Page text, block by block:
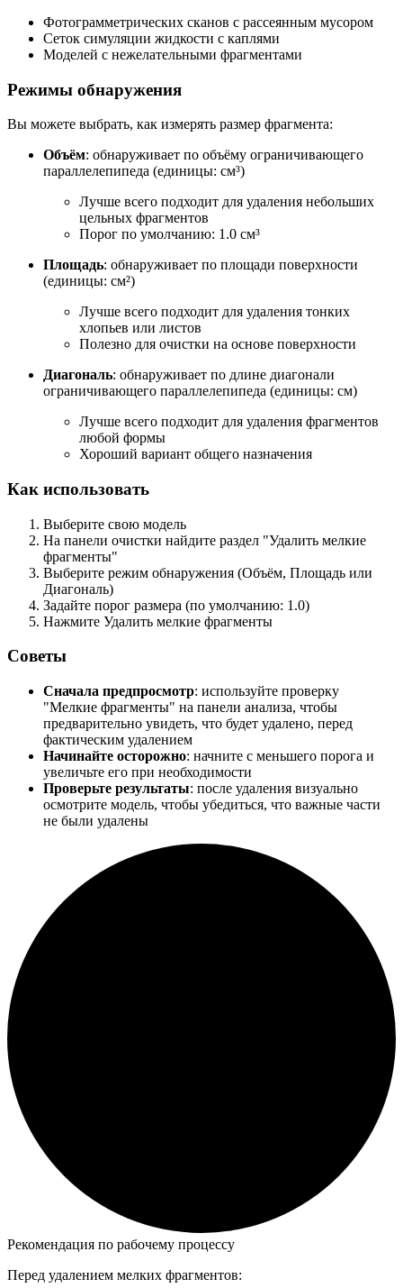
Фотограмметрических сканов с рассеянным мусором
Сеток симуляции жидкости с каплями
Моделей с нежелательными фрагментами
Режимы обнаружения
Вы можете выбрать, как измерять размер фрагмента:
Объём: обнаруживает по объёму ограничивающего
параллелепипеда (единицы: см³)
Лучше всего подходит для удаления небольших
цельных фрагментов
Порог по умолчанию: 1.0 см³
Площадь: обнаруживает по площади поверхности
(единицы: см²)
Лучше всего подходит для удаления тонких
хлопьев или листов
Полезно для очистки на основе поверхности
Диагональ: обнаруживает по длине диагонали
ограничивающего параллелепипеда (единицы: см)
Лучше всего подходит для удаления фрагментов
любой формы
Хороший вариант общего назначения
Как использовать
Выберите свою модель
На панели очистки найдите раздел "Удалить мелкие
фрагменты"
Выберите режим обнаружения (Объём, Площадь или
Диагональ)
Задайте порог размера (по умолчанию: 1.0)
Нажмите Удалить мелкие фрагменты
Советы
Сначала предпросмотр: используйте проверку
"Мелкие фрагменты" на панели анализа, чтобы
предварительно увидеть, что будет удалено, перед
фактическим удалением
Начинайте осторожно: начните с меньшего порога и
увеличьте его при необходимости
Проверьте результаты: после удаления визуально
осмотрите модель, чтобы убедиться, что важные части
не были удалены
Рекомендация по рабочему процессу
Перед удалением мелких фрагментов: